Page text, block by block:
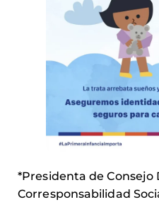
*Presidenta de Consejo
Corresponsabilidad